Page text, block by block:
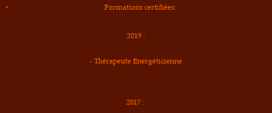
Formations certifiées:
2019 :
- Thérapeute Energéticienne
2017 :